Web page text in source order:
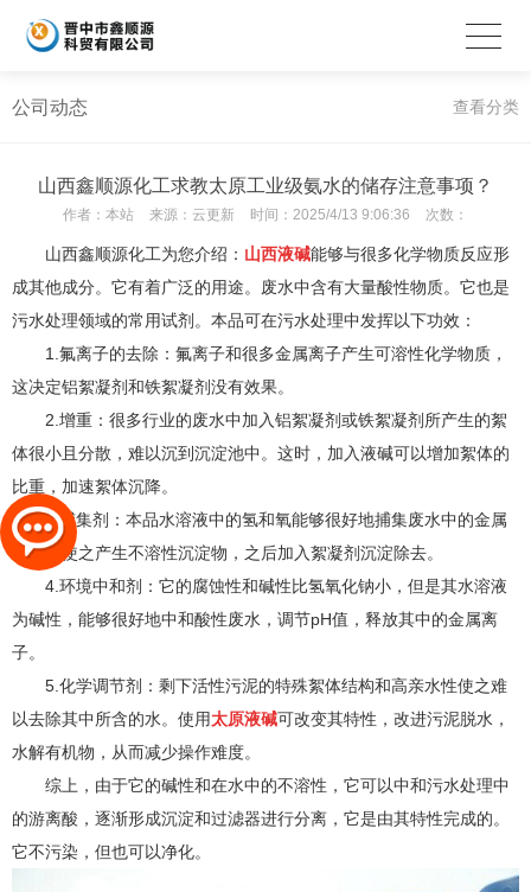
公司动态 查看分类
山西鑫顺源化工求教太原工业级氨水的储存注意事项？
作者： 本站 来源： 云更新 时间： 2025/4/13 9:06:36 次数：
山西鑫顺源化工为您介绍： 山西液碱能够与很多化学物质反应形
成其他成分。它有着广泛的用途。废水中含有大量酸性物质。它也是
污水处理领域的常用试剂。本品可在污水处理中发挥以下功效：
1.氟离子的去除：氟离子和很多金属离子产生可溶性化学物质，
这决定铝絮凝剂和铁絮凝剂没有效果。
2.增重：很多行业的废水中加入铝絮凝剂或铁絮凝剂所产生的絮
体很小且分散，难以沉到沉淀池中。这时，加入液碱可以增加絮体的
比重，加速絮体沉降。
3.捕集剂：本品水溶液中的氢和氧能够很好地捕集废水中的金属
离子，使之产生不溶性沉淀物，之后加入絮凝剂沉淀除去。
4.环境中和剂：它的腐蚀性和碱性比氢氧化钠小，但是其水溶液
为碱性，能够很好地中和酸性废水，调节pH值，释放其中的金属离
子。
5.化学调节剂：剩下活性污泥的特殊絮体结构和高亲水性使之难
以去除其中所含的水。使用太原液碱可改变其特性，改进污泥脱水，
水解有机物，从而减少操作难度。
综上，由于它的碱性和在水中的不溶性，它可以中和污水处理中
的游离酸，逐渐形成沉淀和过滤器进行分离，它是由其特性完成的。
它不污染，但也可以净化。